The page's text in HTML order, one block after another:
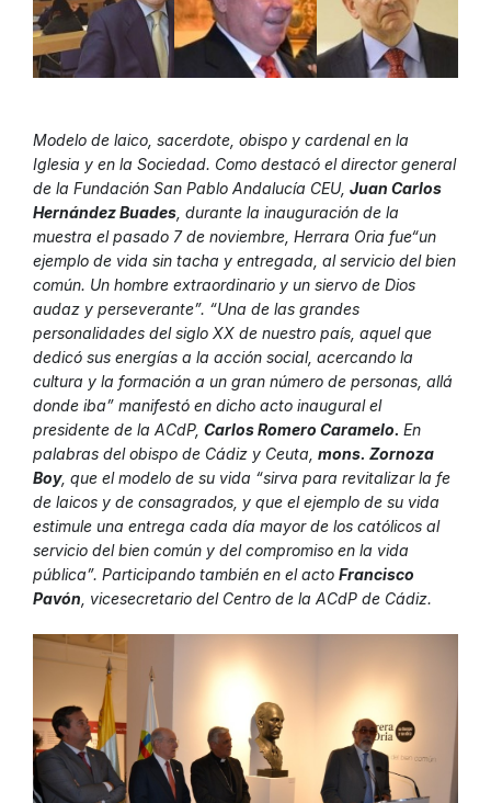
Modelo de laico, sacerdote, obispo y cardenal en la
Iglesia y en la Sociedad. Como destacó el director general
de la Fundación San Pablo Andalucía CEU, Juan Carlos
Hernández Buades , durante la inauguración de la
muestra el pasado 7 de noviembre, Herrara Oria fue“un
ejemplo de vida sin tacha y entregada, al servicio del bien
común. Un hombre extraordinario y un siervo de Dios
audaz y perseverante”. “Una de las grandes
personalidades del siglo XX de nuestro país, aquel que
dedicó sus energías a la acción social, acercando la
cultura y la formación a un gran número de personas, allá
donde iba” manifestó en dicho acto inaugural el
presidente de la ACdP, Carlos Romero Caramelo. En
palabras del obispo de Cádiz y Ceuta, mons. Zornoza
Boy, que el modelo de su vida “sirva para revitalizar la fe
de laicos y de consagrados, y que el ejemplo de su vida
estimule una entrega cada día mayor de los católicos al
servicio del bien común y del compromiso en la vida
pública”. Participando también en el acto Francisco
Pavón , vicesecretario del Centro de la ACdP de Cádiz.